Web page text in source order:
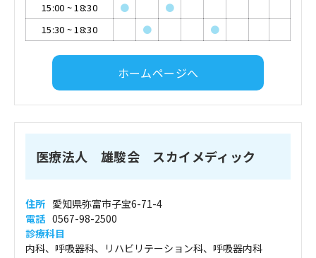
15:00 ~18:30 ●
●
15:30 ~18:30 ● ●
ホームページへ
医療法人 雄駿会 スカイメディック
住所 愛知県弥富市子宝6-71-4
電話 0567-98-2500
診療科目
内科、呼吸器科、リハビリテーション科、呼吸器内科